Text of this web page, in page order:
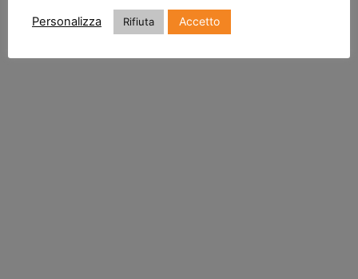
Personalizza Rifiuta Accetto